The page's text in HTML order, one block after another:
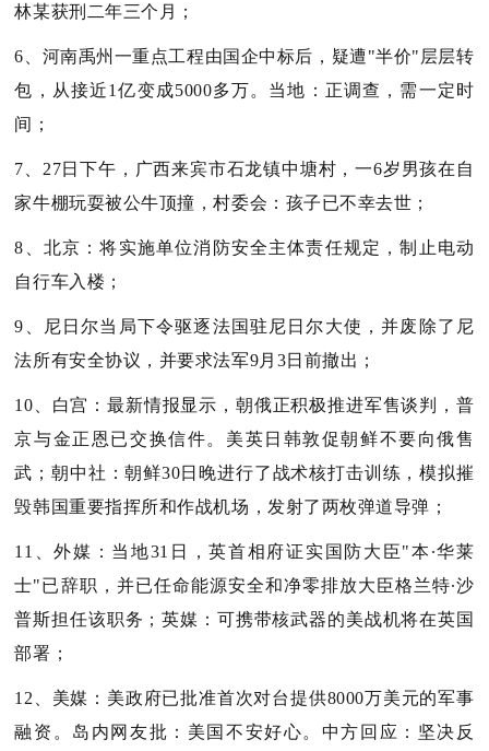
林某获刑二年三个月；
6、河南禹州一重点工程由国企中标后，疑遭"半价"层层转
包，从接近1亿变成5000多万。当地：正调查，需一定时
间；
7、27日下午，广西来宾市石龙镇中塘村，一6岁男孩在自
家牛棚玩耍被公牛顶撞，村委会：孩子已不幸去世；
8、北京：将实施单位消防安全主体责任规定，制止电动
自行车入楼；
9、尼日尔当局下令驱逐法国驻尼日尔大使，并废除了尼
法所有安全协议，并要求法军9月3日前撤出；
10、白宫：最新情报显示，朝俄正积极推进军售谈判，普
京与金正恩已交换信件。美英日韩敦促朝鲜不要向俄售
武；朝中社：朝鲜30日晚进行了战术核打击训练，模拟摧
毁韩国重要指挥所和作战机场，发射了两枚弹道导弹；
11、外媒：当地31日，英首相府证实国防大臣"本∙华莱
士"已辞职，并已任命能源安全和净零排放大臣格兰特∙沙
普斯担任该职务；英媒：可携带核武器的美战机将在英国
部署；
12、美媒：美政府已批准首次对台提供8000万美元的军事
融资。岛内网友批：美国不安好心。中方回应：坚决反